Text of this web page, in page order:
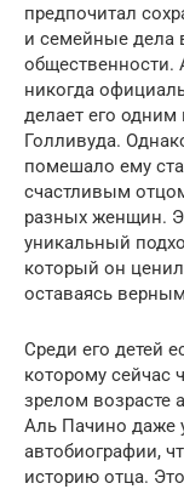
предпочитал
и семейные дела
общественности.
никогда
делает его
Голливуда.
помешало ему
счастливым
разных женщин.
уникальный
который он
оставаясь
Среди его детей
которому сейчас
зрелом возрасте
Аль Пачино даже
автобиографии,
историю отца.